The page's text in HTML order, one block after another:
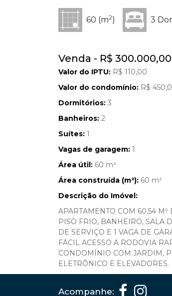
60 (m2) 3
Venda - R$ 300.000,00
Valor do IPTU: R$ 110,00
Valor do condomínio: R$
Dormitórios: 3
Banheiros: 2
Suítes: 1
Vagas de garagem: 1
Área útil: 60 m²
Área construída (m²): 60 m²
Descrição do Imóvel:
APARTAMENTO COM 60,54
PISO FRIO, BANHEIRO, SALA
DE SERVIÇO E 1 VAGA DE
FÁCIL ACESSO A RODOVIA
CONDOMÍNIO COM:JARDIM,
ELETRÔNICO E ELEVADORES.
Acompanhe: